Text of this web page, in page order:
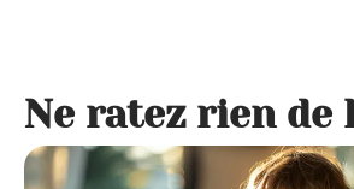
Ne ratez rien de